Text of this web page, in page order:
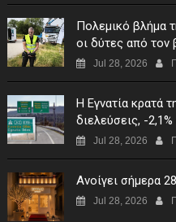
Πολεμικό βλήμα
οι δύτες από
Jul 28, 2026
Η Εγνατία κρατά
διελεύσεις, -
Jul 28, 2026
Ανοίγει σήμερα
Jul 28, 2026